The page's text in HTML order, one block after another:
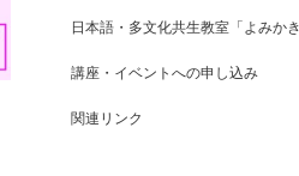
日本語・多文化共生教室「よみかき
講座・イベントへの申し込み
関連リンク